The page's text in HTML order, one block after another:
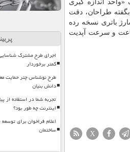
اندازه گیری
طراحان، دقت
ارسال می شوند. عمر شارژ باتری نسخه رده
ها ۹ ساعت است و داده ها با سرعت ۶۰ هرتز آپدیت می شوند. در نسخه ابتدایی این کفش عمر شارژ ۶ ساعت و سرعت آپدیت
X
اجرای طرح مشترک
کمتر برخوردار
طرح نوشناس چتر حمایت
دانش بنیان
تجربه شما در استفاده از
اینترنت چه طور بود؟
اعلام فراخوان برای
ساختمان